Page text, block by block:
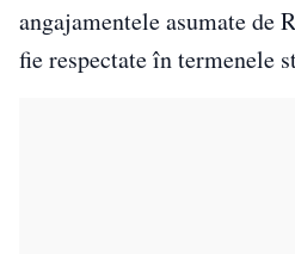
angajamentele asumate de
fie respectate în termenele